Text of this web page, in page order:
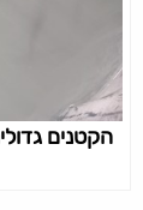
הקטנים